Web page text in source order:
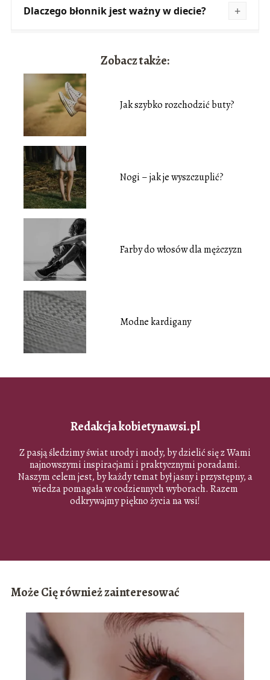
Dlaczego błonnik jest ważny w diecie?
Zobacz także:
Jak szybko rozchodzić buty?
Nogi – jak je wyszczuplić?
Farby do włosów dla mężczyzn
Modne kardigany
Redakcja kobietynawsi.pl
Z pasją śledzimy świat urody i mody, by dzielić się z Wami
najnowszymi inspiracjami i praktycznymi poradami.
Naszym celem jest, by każdy temat był jasny i przystępny, a
wiedza pomagała w codziennych wyborach. Razem
odkrywajmy piękno życia na wsi!
Może Cię również zainteresować